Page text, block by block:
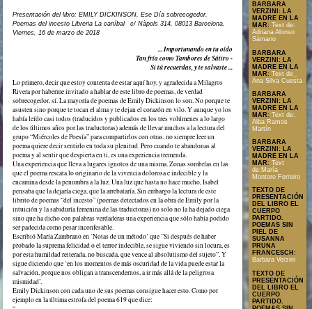
Text en format PDF
Presentación del libro: EMILY DICKINSON, Ese Día sobrecogedor.
Poemas del incesto Libreria La caníbal c/ Nàpols 314, 08013 Barcelona.
Viernes, 16 de marzo de 2018
... Importunando en tu oído
Tan fría como Tambores de Sátiro -
Si tú recuerdas, y te salvaste ...
Lo primero, decir que estoy contenta de estar aquí hoy, y agradecida a Milagros
Rivera por haberme invitado a hablar de este libro de poemas, de verdad
sobrecogedor, sí. La mayoría de poemas de Emily Dickinson lo son. No porque te
asusten sino porque te tocan el alma y te dejan el corazón en vilo. Y aunque yo los
había leído casi todos (traducidos y publicados en los tres volúmenes a lo largo
de los últimos años por las traductoras) además de llevar muchos a la lectura del
grupo “Miércoles de Poesía” para compartirlos con otras, no siempre leer un
poema quiere decir sentirlo en toda su plenitud. Pero cuando te abandonas al
poema y al sentir que despierta en ti, es una experiencia tremenda.
Una experiencia que lleva a lugares ignotos de una misma. Zonas sombrías en las
que el poema rescata lo originario de la vivencia dolorosa e indecible y la
encamina desde la penumbra a la luz. Una luz que hasta no hace mucho, Isabel
pensaba que la dejaría ciega, que la arrebataría. Sin embargo la lectura de este
librito de poemas “del incesto” (poemas detectados en la obra de Emily por la
intuición y la sabiduría femenina de las traductoras) no solo no la ha dejado ciega
sino que ha dicho con palabras verdaderas una experiencia que sólo había podido
ser padecida como pesar inconfesable.
Escribió María Zambrano en ‘Notas de un método’ que “Si después de haber
probado la suprema felicidad o el terror indecible, se sigue viviendo sin locura, es
por esta humildad reiterada, no buscada, que vence al absolutismo del sujeto”. Y
sigue diciendo que ‘en los momentos de más oscuridad de la vida puede estar la
salvación, porque nos obligan a transcendernos, a ir más allá de la peligrosa
mismidad’.
Emily Dickinson con cada uno de sus poemas consigue hacer esto. Como por
ejemplo en la última estrofa del poema 619 que dice:
BARBARA
VERZINI: LA
MADRE EN LA
MAR: Text de:
Adriana Alonso
Sámano
BARBARA
VERZINI: LA
MADRE EN LA
MAR: Text de_
Ana Silva Cuesta
BARBARA
VERZINI: LA
MADRE EN LA
MAR: Text de:
Alba Ramos
Martín
BARBARA
VERZINI: LA
MADRE EN LA
MAR: Text
de:María
Montoro Ferreiro
TEXTO DE
PRESENTACIÓN
DEL LIBRO EL
CUERPO
PARTIDO.
POEMAS SIN
PIEL DE
SUSANNA
PRUNA
FRANCESCH :
Barbara Verzini
TEXTO DE
PRESENTACIÓN
DEL LIBRO EL
CUERPO
PARTIDO.